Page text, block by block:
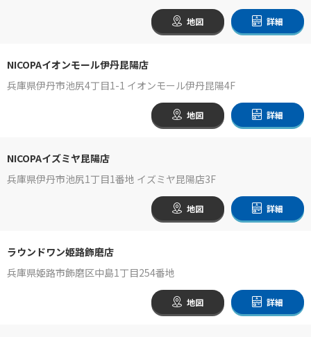
地図 詳細
NICOPAイオンモール伊丹昆陽店
兵庫県伊丹市池尻4丁目1-1 イオンモール伊丹昆陽4F
地図 詳細
NICOPAイズミヤ昆陽店
兵庫県伊丹市池尻1丁目1番地 イズミヤ昆陽店3F
地図 詳細
ラウンドワン姫路飾磨店
兵庫県姫路市飾磨区中島1丁目254番地
地図 詳細